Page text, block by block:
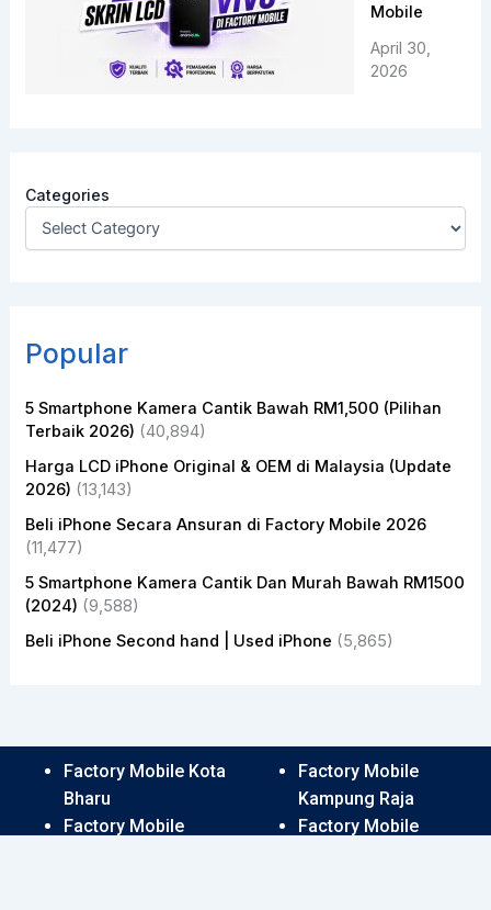
Mobile
April 30,
2026
Categories
Popular
5 Smartphone Kamera Cantik Bawah RM1,500 (Pilihan
Terbaik 2026) (40,894)
Harga LCD iPhone Original & OEM di Malaysia (Update
2026) (13,143)
Beli iPhone Secara Ansuran di Factory Mobile 2026
(11,477)
5 Smartphone Kamera Cantik Dan Murah Bawah RM1500
(2024) (9,588)
Beli iPhone Second hand | Used iPhone (5,865)
Factory Mobile Kota
Bharu
Factory Mobile
Factory Mobile
Kampung Raja
Factory Mobile